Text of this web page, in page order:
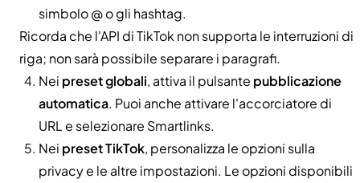
simbolo @ o gli hashtag.
Ricorda che l'API di TikTok non supporta le interruzioni di
riga; non sarà possibile separare i paragrafi.
Nei preset globali, attiva il pulsante pubblicazione
automatica. Puoi anche attivare l'accorciatore di
URL e selezionare Smartlinks.
Nei preset TikTok, personalizza le opzioni sulla
privacy e le altre impostazioni. Le opzioni disponibili